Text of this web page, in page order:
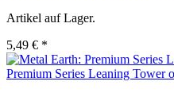
Artikel auf Lager.
5,49 € *
Premium Series Leaning Tower